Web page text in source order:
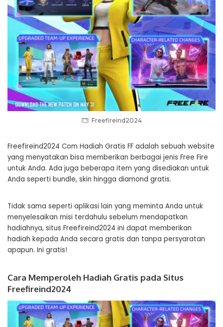
Freefireind2024
Freefireind2024 Com Hadiah Gratis FF adalah sebuah website
yang menyatakan bisa memberikan berbagai jenis Free Fire
untuk Anda. Ada juga beberapa item yang disediakan untuk
Anda seperti bundle, skin hingga diamond gratis.
Tidak sama seperti aplikasi lain yang meminta Anda untuk
menyelesaikan misi terdahulu sebelum mendapatkan
hadiahnya, situs Freefireind2024 ini dapat memberikan
hadiah kepada Anda secara gratis dan tanpa persyaratan
apapun. Ini gratis!
Cara Memperoleh Hadiah Gratis pada Situs
Freefireind2024